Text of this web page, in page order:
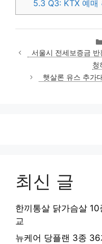
5.3 Q3: KTX 예매
서울시 전세보증금
청
햇살론 유스 추가
최신 글
한끼통살 닭가슴살
교
뉴케어 당플랜 3종